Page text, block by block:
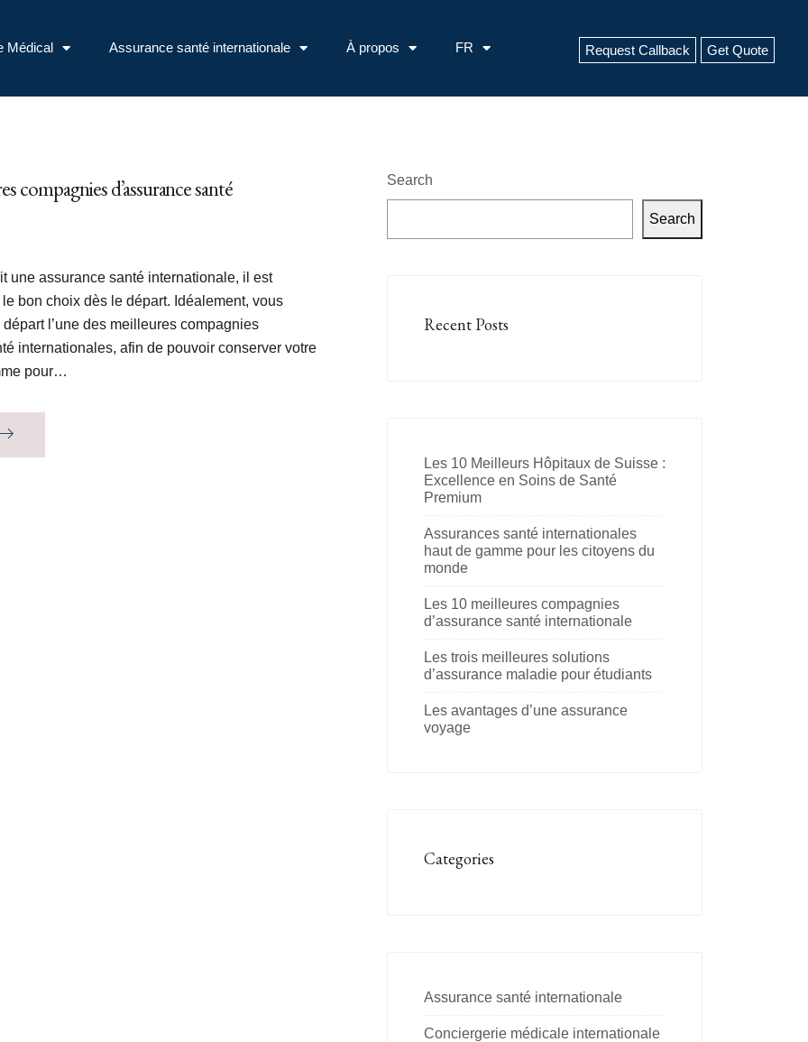
Médical Assurance santé internationale À propos FR Request Callback Get Quote
compagnies d’assurance santé
une assurance santé internationale, il est
bon choix dès le départ. Idéalement, vous
l’une des meilleures compagnies
internationales, afin de pouvoir conserver votre
pour…
Search
Search
Recent Posts
Les 10 Meilleurs Hôpitaux de Suisse :
Excellence en Soins de Santé
Premium
Assurances santé internationales
haut de gamme pour les citoyens du
monde
Les 10 meilleures compagnies
d’assurance santé internationale
Les trois meilleures solutions
d’assurance maladie pour étudiants
Les avantages d’une assurance
voyage
Categories
Assurance santé internationale
Conciergerie médicale internationale